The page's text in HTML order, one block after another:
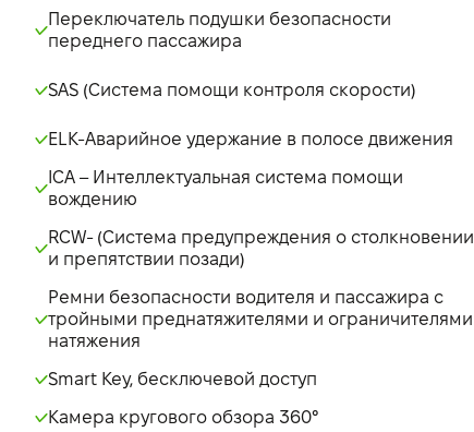
Переключатель подушки безопасности
переднего пассажира
SAS (Система помощи контроля скорости)
ELK-Аварийное удержание в полосе движения
ICA – Интеллектуальная система помощи
вождению
RCW- (Система предупреждения о столкновении
и препятствии позади)
Ремни безопасности водителя и пассажира с
тройными преднатяжителями и ограничителями
натяжения
Smart Key, бесключевой доступ
Камера кругового обзора 360°